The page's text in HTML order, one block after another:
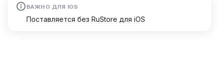
ВАЖНО ДЛЯ IOS
Поставляется без RuStore для iOS